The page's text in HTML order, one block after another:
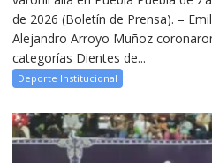
de 2026 (Boletín de Prensa). –
Alejandro Arroyo Muñoz
categorías Dientes de...
Deporte Institucional